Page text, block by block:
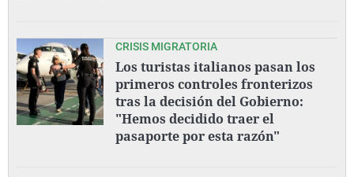
CRISIS MIGRATORIA
Los turistas italianos pasan los
primeros controles fronterizos
tras la decisión del Gobierno:
"Hemos decidido traer el
pasaporte por esta razón"